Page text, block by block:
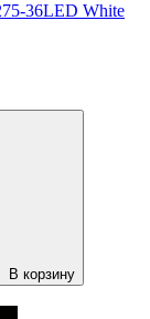
36LED White
В корзину